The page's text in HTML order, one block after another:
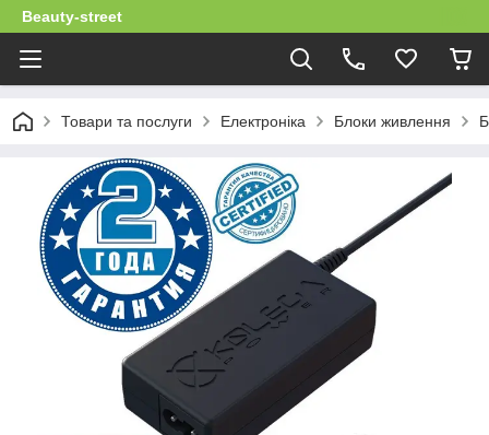
Beauty-street
Товари та послуги Електроніка Блоки живлення